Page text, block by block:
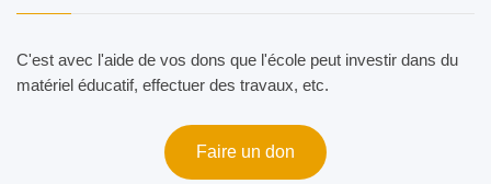
C'est avec l'aide de vos dons que l'école peut investir dans du
matériel éducatif, effectuer des travaux, etc.
Faire un don